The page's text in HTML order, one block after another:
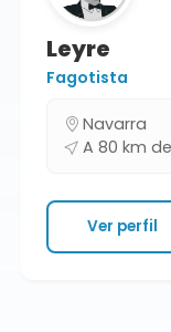
Leyre
Fagotista
Navarra
A 80 km
Ver perfil